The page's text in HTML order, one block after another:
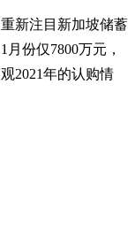
新注目新加坡储蓄
份仅7800万元，
2021年的认购情